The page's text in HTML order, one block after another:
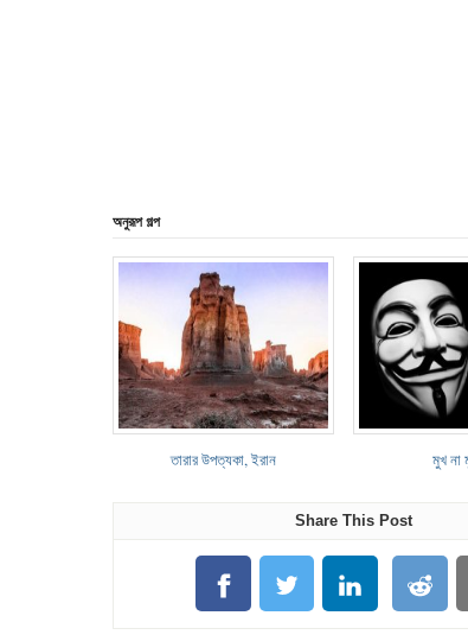
অনুরূপ গল্প
তারার উপত্যকা, ইরান মুখ না
Share This Post